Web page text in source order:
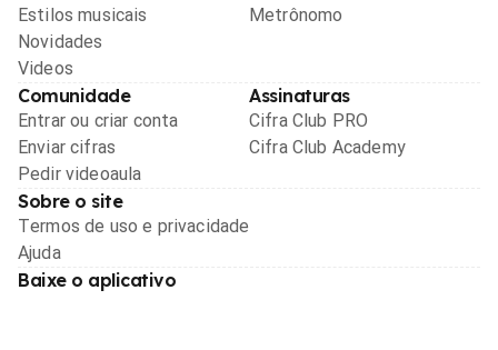
Estilos musicais
Novidades
Videos
Metrônomo
Comunidade
Entrar ou criar conta
Enviar cifras
Pedir videoaula
Assinaturas
Cifra Club PRO
Cifra Club Academy
Sobre o site
Termos de uso e privacidade
Ajuda
Baixe o aplicativo